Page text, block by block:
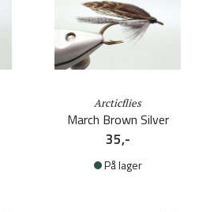
Arcticflies
March Brown Silver
35,-
På lager